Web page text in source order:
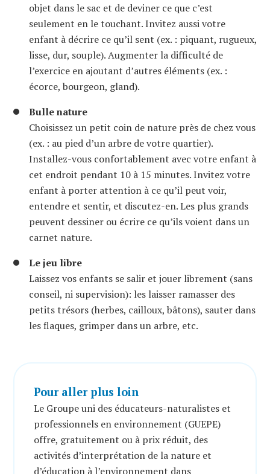
objet dans le sac et de deviner ce que c’est
seulement en le touchant. Invitez aussi votre
enfant à décrire ce qu’il sent (ex. : piquant, rugueux,
lisse, dur, souple). Augmenter la difficulté de
l’exercice en ajoutant d’autres éléments (ex. :
écorce, bourgeon, gland).
Bulle nature
Choisissez un petit coin de nature près de chez vous
(ex. : au pied d’un arbre de votre quartier).
Installez-vous confortablement avec votre enfant à
cet endroit pendant 10 à 15 minutes. Invitez votre
enfant à porter attention à ce qu’il peut voir,
entendre et sentir, et discutez-en. Les plus grands
peuvent dessiner ou écrire ce qu’ils voient dans un
carnet nature.
Le jeu libre
Laissez vos enfants se salir et jouer librement (sans
conseil, ni supervision): les laisser ramasser des
petits trésors (herbes, cailloux, bâtons), sauter dans
les flaques, grimper dans un arbre, etc.
Pour aller plus loin
Le Groupe uni des éducateurs-naturalistes et
professionnels en environnement (GUEPE)
offre, gratuitement ou à prix réduit, des
activités d’interprétation de la nature et
d’éducation à l’environnement dans